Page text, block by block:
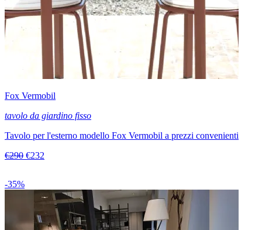
Fox Vermobil
tavolo da giardino fisso
Tavolo per l'esterno modello Fox Vermobil a prezzi convenienti
€290 €232
-35%